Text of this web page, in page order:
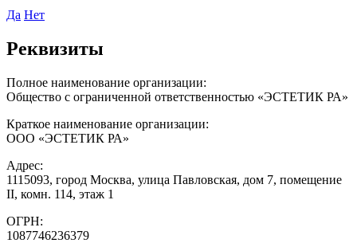
Да Нет
Реквизиты
Полное наименование организации:
Общество с ограниченной ответственностью «ЭСТЕТИК РА»
Краткое наименование организации:
ООО «ЭСТЕТИК РА»
Адрес:
1115093, город Москва, улица Павловская, дом 7, помещение
II, комн. 114, этаж 1
ОГРН:
1087746236379